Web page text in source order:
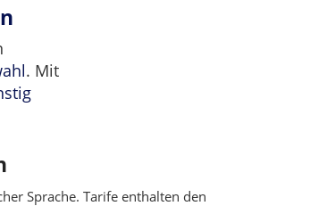
. Mit
Sprache. Tarife enthalten den